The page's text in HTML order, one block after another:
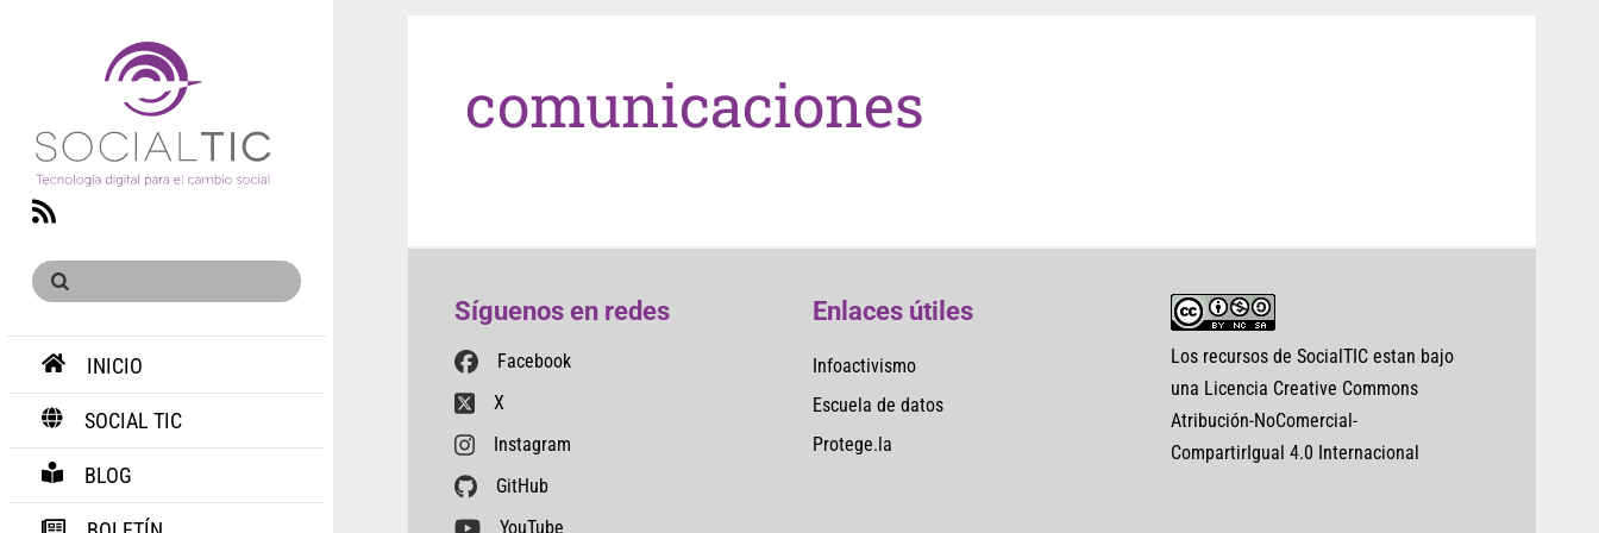
RSS
INICIO
SOCIAL TIC
BLOG
comunicaciones
Síguenos en redes
Facebook
X
Instagram
GitHub
YouTube
Enlaces útiles
Infoactivismo
Escuela de datos
Protege.la
Los recursos de SocialTIC estan bajo
una Licencia Creative Commons
Atribución-NoComercial-
CompartirIgual 4.0 Internacional